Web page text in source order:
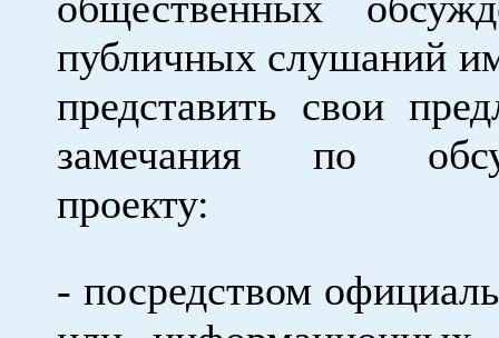
публичных слушаний
представить свои
замечания по
проекту:
- посредством